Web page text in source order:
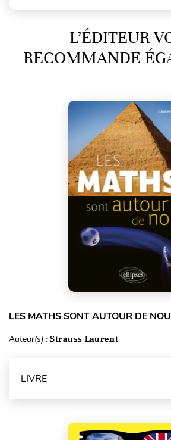
L’ÉDITEUR
RECOMMANDE
LES MATHS SONT AUTOUR DE
Auteur(s) : Strauss Laurent
LIVRE